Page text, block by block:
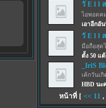
วั E l l
ไอพอดค
เอาอีกอั
วั E l l
มือถือสุด
ตั้ง 50 แ
_IriS
เค้กวันเ
HBD นะ
หน้าที่ [ << 11 ,